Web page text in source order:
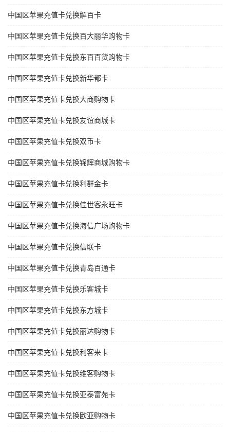
中国区苹果充值卡兑换解百卡
中国区苹果充值卡兑换百大丽华购物卡
中国区苹果充值卡兑换东百百货购物卡
中国区苹果充值卡兑换新华都卡
中国区苹果充值卡兑换大商购物卡
中国区苹果充值卡兑换友谊商城卡
中国区苹果充值卡兑换双币卡
中国区苹果充值卡兑换锦辉商城购物卡
中国区苹果充值卡兑换利群金卡
中国区苹果充值卡兑换佳世客永旺卡
中国区苹果充值卡兑换海信广场购物卡
中国区苹果充值卡兑换信联卡
中国区苹果充值卡兑换青岛百通卡
中国区苹果充值卡兑换乐客城卡
中国区苹果充值卡兑换东方城卡
中国区苹果充值卡兑换丽达购物卡
中国区苹果充值卡兑换利客来卡
中国区苹果充值卡兑换维客购物卡
中国区苹果充值卡兑换亚泰富苑卡
中国区苹果充值卡兑换欧亚购物卡